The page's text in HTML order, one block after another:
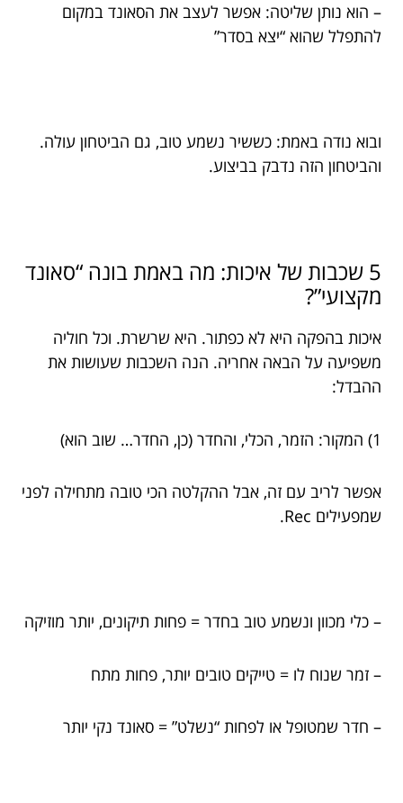
– הוא נותן שליטה: אפשר לעצב את הסאונד במקום
להתפלל שהוא “יצא בסדר”
ובוא נודה באמת: כששיר נשמע טוב, גם הביטחון עולה.
והביטחון הזה נדבק בביצוע.
5 שכבות של איכות: מה באמת בונה “סאונד
מקצועי”?
איכות בהפקה היא לא כפתור. היא שרשרת. וכל חוליה
משפיעה על הבאה אחריה. הנה השכבות שעושות את
ההבדל:
1) המקור: הזמר, הכלי, והחדר (כן, החדר… שוב הוא)
אפשר לריב עם זה, אבל ההקלטה הכי טובה מתחילה לפני
שמפעילים Rec.
– כלי מכוון ונשמע טוב בחדר = פחות תיקונים, יותר מוזיקה
– זמר שנוח לו = טייקים טובים יותר, פחות מתח
– חדר שמטופל או לפחות “נשלט” = סאונד נקי יותר